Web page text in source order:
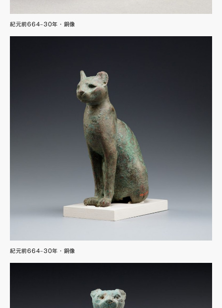
紀元前664–30年・銅像
紀元前664–30年・銅像